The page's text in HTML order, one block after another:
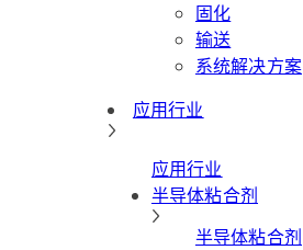
固化
输送
系统解决方案
应用行业
应用行业
半导体粘合剂
半导体粘合剂